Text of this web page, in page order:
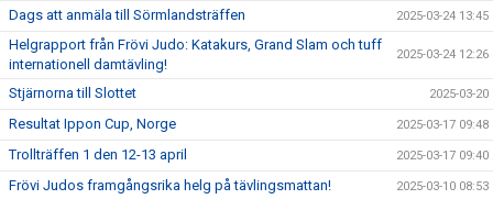
Dags att anmäla till Sörmlandsträffen 2025-03-24 13:45
Helgrapport från Frövi Judo: Katakurs, Grand Slam och tuff
internationell damtävling!
2025-03-24 12:26
Stjärnorna till Slottet 2025-03-20
Resultat Ippon Cup, Norge 2025-03-17 09:48
Trollträffen 1 den 12-13 april 2025-03-17 09:40
Frövi Judos framgångsrika helg på tävlingsmattan! 2025-03-10 08:53